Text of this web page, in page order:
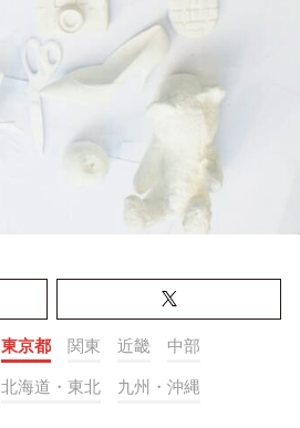
東京都 関東 近畿 中部
北海道・東北 九州・沖縄